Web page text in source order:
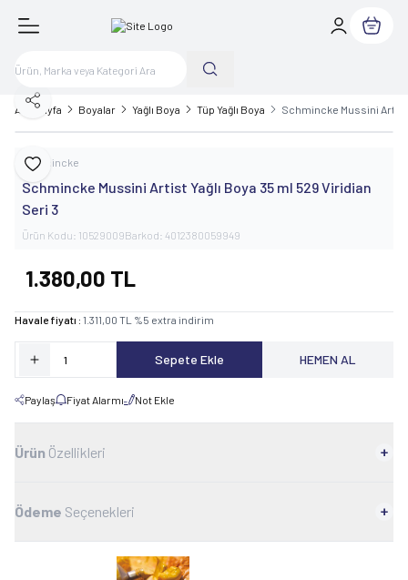
Sepetim
Ana Sayfa Boyalar Yağlı Boya Tüp Yağlı Boya Schmincke Mussini Artist
Favoriye Ekle
Paylaş
Schmincke
Schmincke Mussini Artist Yağlı Boya 35 ml 529 Viridian
Seri 3
Ürün Kodu: 10529009Barkod: 4012380059949
1.380,00 TL
Havale fiyatı : 1.311,00 TL %5 extra indirim
Sepete Ekle HEMEN AL
Paylaş Fiyat Alarmı Not Ekle
Ürün Özellikleri
Ödeme Seçenekleri